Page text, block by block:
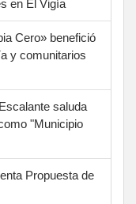
en El Vigía
Cero» benefició
y comunitarios
saluda
"Municipio
Propuesta de